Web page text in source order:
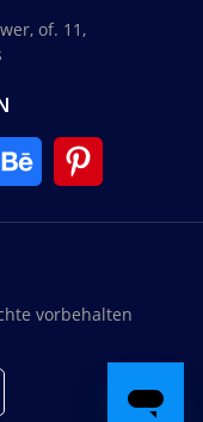
of. 11,
vorbehalten